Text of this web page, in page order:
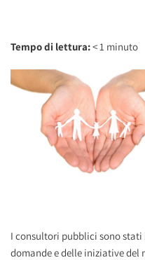
Tempo di lettura:< 1 minuto
I consultori pubblici sono
domande e delle iniziative del